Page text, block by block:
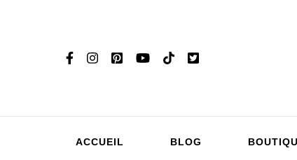
ACCUEIL BLOG